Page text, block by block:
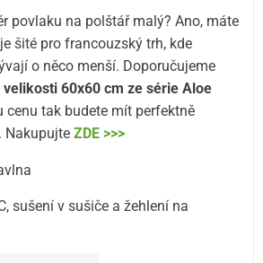
povlaku na polštář malý? Ano, máte
šité pro francouzský trh, kde
o něco menší. Doporučujeme
60x60 cm ze série Aloe
cenu tak budete mít perfektně
NakupujteZDE >>>
sušení v sušiče a žehlení na